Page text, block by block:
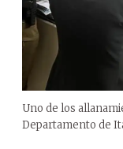
Uno de los
Departamento de